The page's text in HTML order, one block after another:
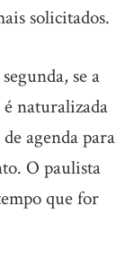
solicitados.
se a
é naturalizada
agenda para
O paulista
que for